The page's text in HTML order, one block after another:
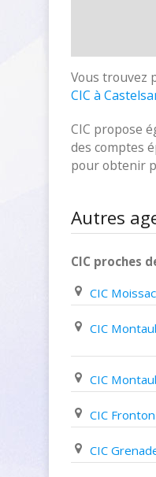
Vous trouvez
CIC à
CIC propose
des comptes
pour obtenir
Autres
CIC proches
CIC
CIC